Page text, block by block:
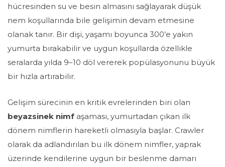
hücresinden su ve besin almasını sağlayarak düşük
nem koşullarında bile gelişimin devam etmesine
olanak tanır. Bir dişi, yaşamı boyunca 300’e yakın
yumurta bırakabilir ve uygun koşullarda özellikle
seralarda yılda 9–10 döl vererek popülasyonunu büyük
bir hızla artırabilir.
Gelişim sürecinin en kritik evrelerinden biri olan
beyazsinek nimf aşaması, yumurtadan çıkan ilk
dönem nimflerin hareketli olmasıyla başlar. Crawler
olarak da adlandırılan bu ilk dönem nimfler, yaprak
üzerinde kendilerine uygun bir beslenme damarı